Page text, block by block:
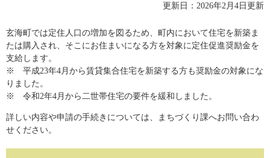
更新日：2026年2月4日更新
玄海町では定住人口の増加を図るため、町内において住宅を新築ま
たは購入され、そこにお住まいになる方を対象に定住促進奨励金を
支給します。
※ 平成23年4月から賃貸集合住宅を新築する方も奨励金の対象にな
りました。
※ 令和2年4月から二世帯住宅の要件を緩和しました。
詳しい内容や申請の手続きについては、まちづくり課へお問い合わ
せください。